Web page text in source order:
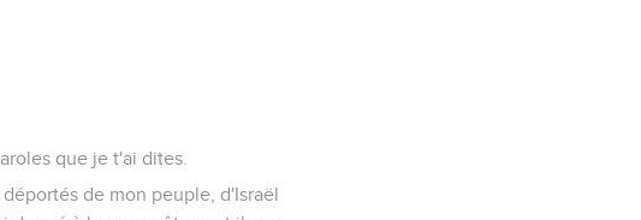
que je t'ai dites.
de mon peuple, d'Israël